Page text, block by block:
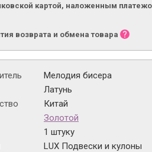
картой, наложенным
возврата и обмена товара
Мелодия бисера
Латунь
Китай
Золотой
1 штуку
LUX Подвески и кулоны